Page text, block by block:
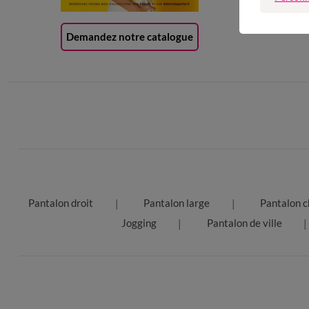
Demandez notre catalogue
Pantalon droit Pantalon large Pantalon
Jogging
Pantalon de ville